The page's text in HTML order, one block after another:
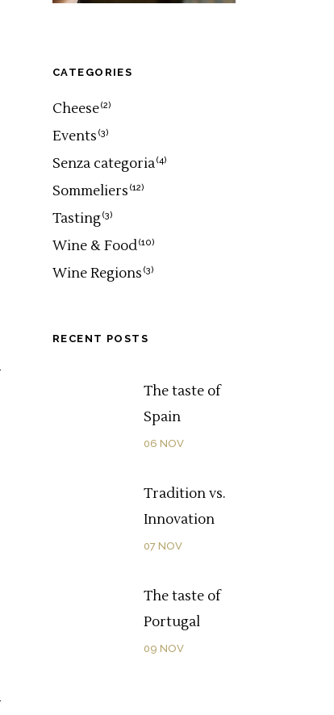
CATEGORIES
Cheese(2)
Events (3)
Senza categoria(4)
Sommeliers (12)
Tasting(3)
Wine & Food(10)
Wine Regions (3)
RECENT POSTS
The taste of
Spain
06 NOV
Tradition vs.
Innovation
07 NOV
The taste of
Portugal
09 NOV